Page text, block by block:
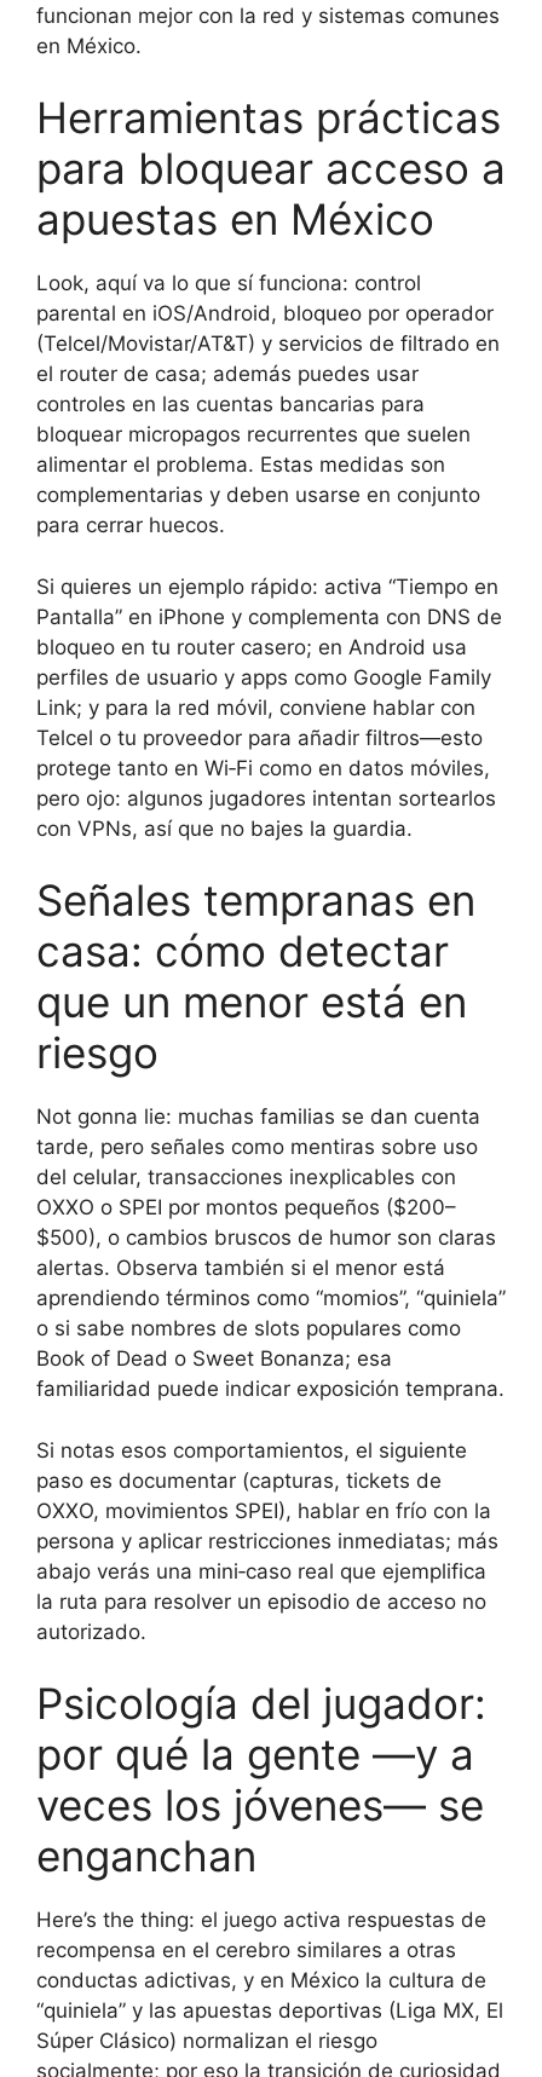
funcionan mejor con la red y sistemas comunes
en México.
Herramientas prácticas
para bloquear acceso a
apuestas en México
Look, aquí va lo que sí funciona: control
parental en iOS/Android, bloqueo por operador
(Telcel/Movistar/AT&T) y servicios de filtrado en
el router de casa; además puedes usar
controles en las cuentas bancarias para
bloquear micropagos recurrentes que suelen
alimentar el problema. Estas medidas son
complementarias y deben usarse en conjunto
para cerrar huecos.
Si quieres un ejemplo rápido: activa “Tiempo en
Pantalla” en iPhone y complementa con DNS de
bloqueo en tu router casero; en Android usa
perfiles de usuario y apps como Google Family
Link; y para la red móvil, conviene hablar con
Telcel o tu proveedor para añadir filtros—esto
protege tanto en Wi‑Fi como en datos móviles,
pero ojo: algunos jugadores intentan sortearlos
con VPNs, así que no bajes la guardia.
Señales tempranas en
casa: cómo detectar
que un menor está en
riesgo
Not gonna lie: muchas familias se dan cuenta
tarde, pero señales como mentiras sobre uso
del celular, transacciones inexplicables con
OXXO o SPEI por montos pequeños ($200–
$500), o cambios bruscos de humor son claras
alertas. Observa también si el menor está
aprendiendo términos como “momios”, “quiniela”
o si sabe nombres de slots populares como
Book of Dead o Sweet Bonanza; esa
familiaridad puede indicar exposición temprana.
Si notas esos comportamientos, el siguiente
paso es documentar (capturas, tickets de
OXXO, movimientos SPEI), hablar en frío con la
persona y aplicar restricciones inmediatas; más
abajo verás una mini‑caso real que ejemplifica
la ruta para resolver un episodio de acceso no
autorizado.
Psicología del jugador:
por qué la gente —y a
veces los jóvenes— se
enganchan
Here’s the thing: el juego activa respuestas de
recompensa en el cerebro similares a otras
conductas adictivas, y en México la cultura de
“quiniela” y las apuestas deportivas (Liga MX, El
Súper Clásico) normalizan el riesgo
socialmente; por eso la transición de curiosidad